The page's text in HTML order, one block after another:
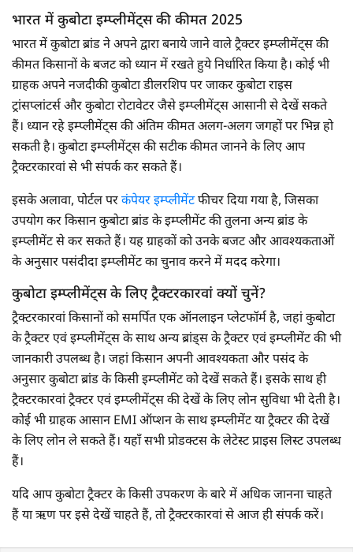
भारत में कुबोटा इम्प्लीमेंट्स की कीमत 2025
भारत में कुबोटा ब्रांड ने अपने द्वारा बनाये जाने वाले ट्रैक्टर इम्प्लीमेंट्स की
कीमत किसानों के बजट को ध्यान में रखते हुये निर्धारित किया है। कोई भी
ग्राहक अपने नजदीकी कुबोटा डीलरशिप पर जाकर कुबोटा राइस
ट्रांसप्लांटर्स और कुबोटा रोटावेटर जैसे इम्प्लीमेंट्स आसानी से देखें सकते
हैं। ध्यान रहे इम्प्लीमेंट्स की अंतिम कीमत अलग-अलग जगहों पर भिन्न हो
सकती है। कुबोटा इम्प्लीमेंट्स की सटीक कीमत जानने के लिए आप
ट्रैक्टरकारवां से भी संपर्क कर सकते हैं।
इसके अलावा, पोर्टल परकंपेयर इम्प्लीमेंटफीचर दिया गया है, जिसका
उपयोग कर किसान कुबोटा ब्रांड के इम्प्लीमेंट की तुलना अन्य ब्रांड के
इम्प्लीमेंट से कर सकते हैं। यह ग्राहकों को उनके बजट और आवश्यकताओं
के अनुसार पसंदीदा इम्प्लीमेंट का चुनाव करने में मदद करेगा।
कुबोटा इम्प्लीमेंट्स के लिए ट्रैक्टरकारवां क्यों चुनें?
ट्रैक्टरकारवां किसानों को समर्पित एक ऑनलाइन प्लेटफॉर्म है, जहां कुबोटा
के ट्रैक्टर एवं इम्प्लीमेंट्स के साथ अन्य ब्रांड्स के ट्रैक्टर एवं इम्प्लीमेंट की भी
जानकारी उपलब्ध है। जहां किसान अपनी आवश्यकता और पसंद के
अनुसार कुबोटा ब्रांड के किसी इम्प्लीमेंट को देखें सकते हैं। इसके साथ ही
ट्रैक्टरकारवां ट्रैक्टर एवं इम्प्लीमेंट्स की देखें के लिए लोन सुविधा भी देती है।
कोई भी ग्राहक आसान EMI ऑप्शन के साथ इम्प्लीमेंट या ट्रैक्टर की देखें
के लिए लोन ले सकते हैं। यहाँ सभी प्रोडक्टस के लेटेस्ट प्राइस लिस्ट उपलब्ध
हैं।
यदि आप कुबोटा ट्रैक्टर के किसी उपकरण के बारे में अधिक जानना चाहते
हैं या ऋण पर इसे देखें चाहते हैं, तो ट्रैक्टरकारवां से आज ही संपर्क करें।